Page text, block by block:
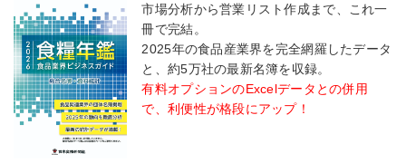
市場分析から営業リスト作成まで、これ一
冊で完結。
2025年の食品産業界を完全網羅したデータ
と、約5万社の最新名簿を収録。
有料オプションのExcelデータとの併用
で、利便性が格段にアップ！